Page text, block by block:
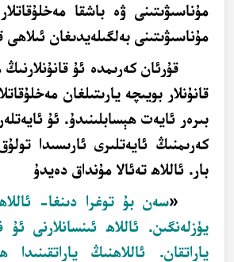
مۇناسىۋىتىنى ۋە باشقا
مۇناسىۋىتىنى بەلگىلەيدىغان ئىلاھى
قۇرئانكەرىمدە ئۇ
قانۇنلار بويىچە يارىتىلغان
بىرەر ئايەت ھېسابلىنىدۇ. ئۇ
كەرىمنىڭ ئايەتلىرى ئارىسىدا
بار. ئاللاھ تەئالا مۇنداق دەيدۇ
«سەنبۇ توغرا دىنغا-
يۈزلەنگىن. ئاللاھ ئىنسانلارنى ئۇ
ياراتقان. ئاللاھنىڭ